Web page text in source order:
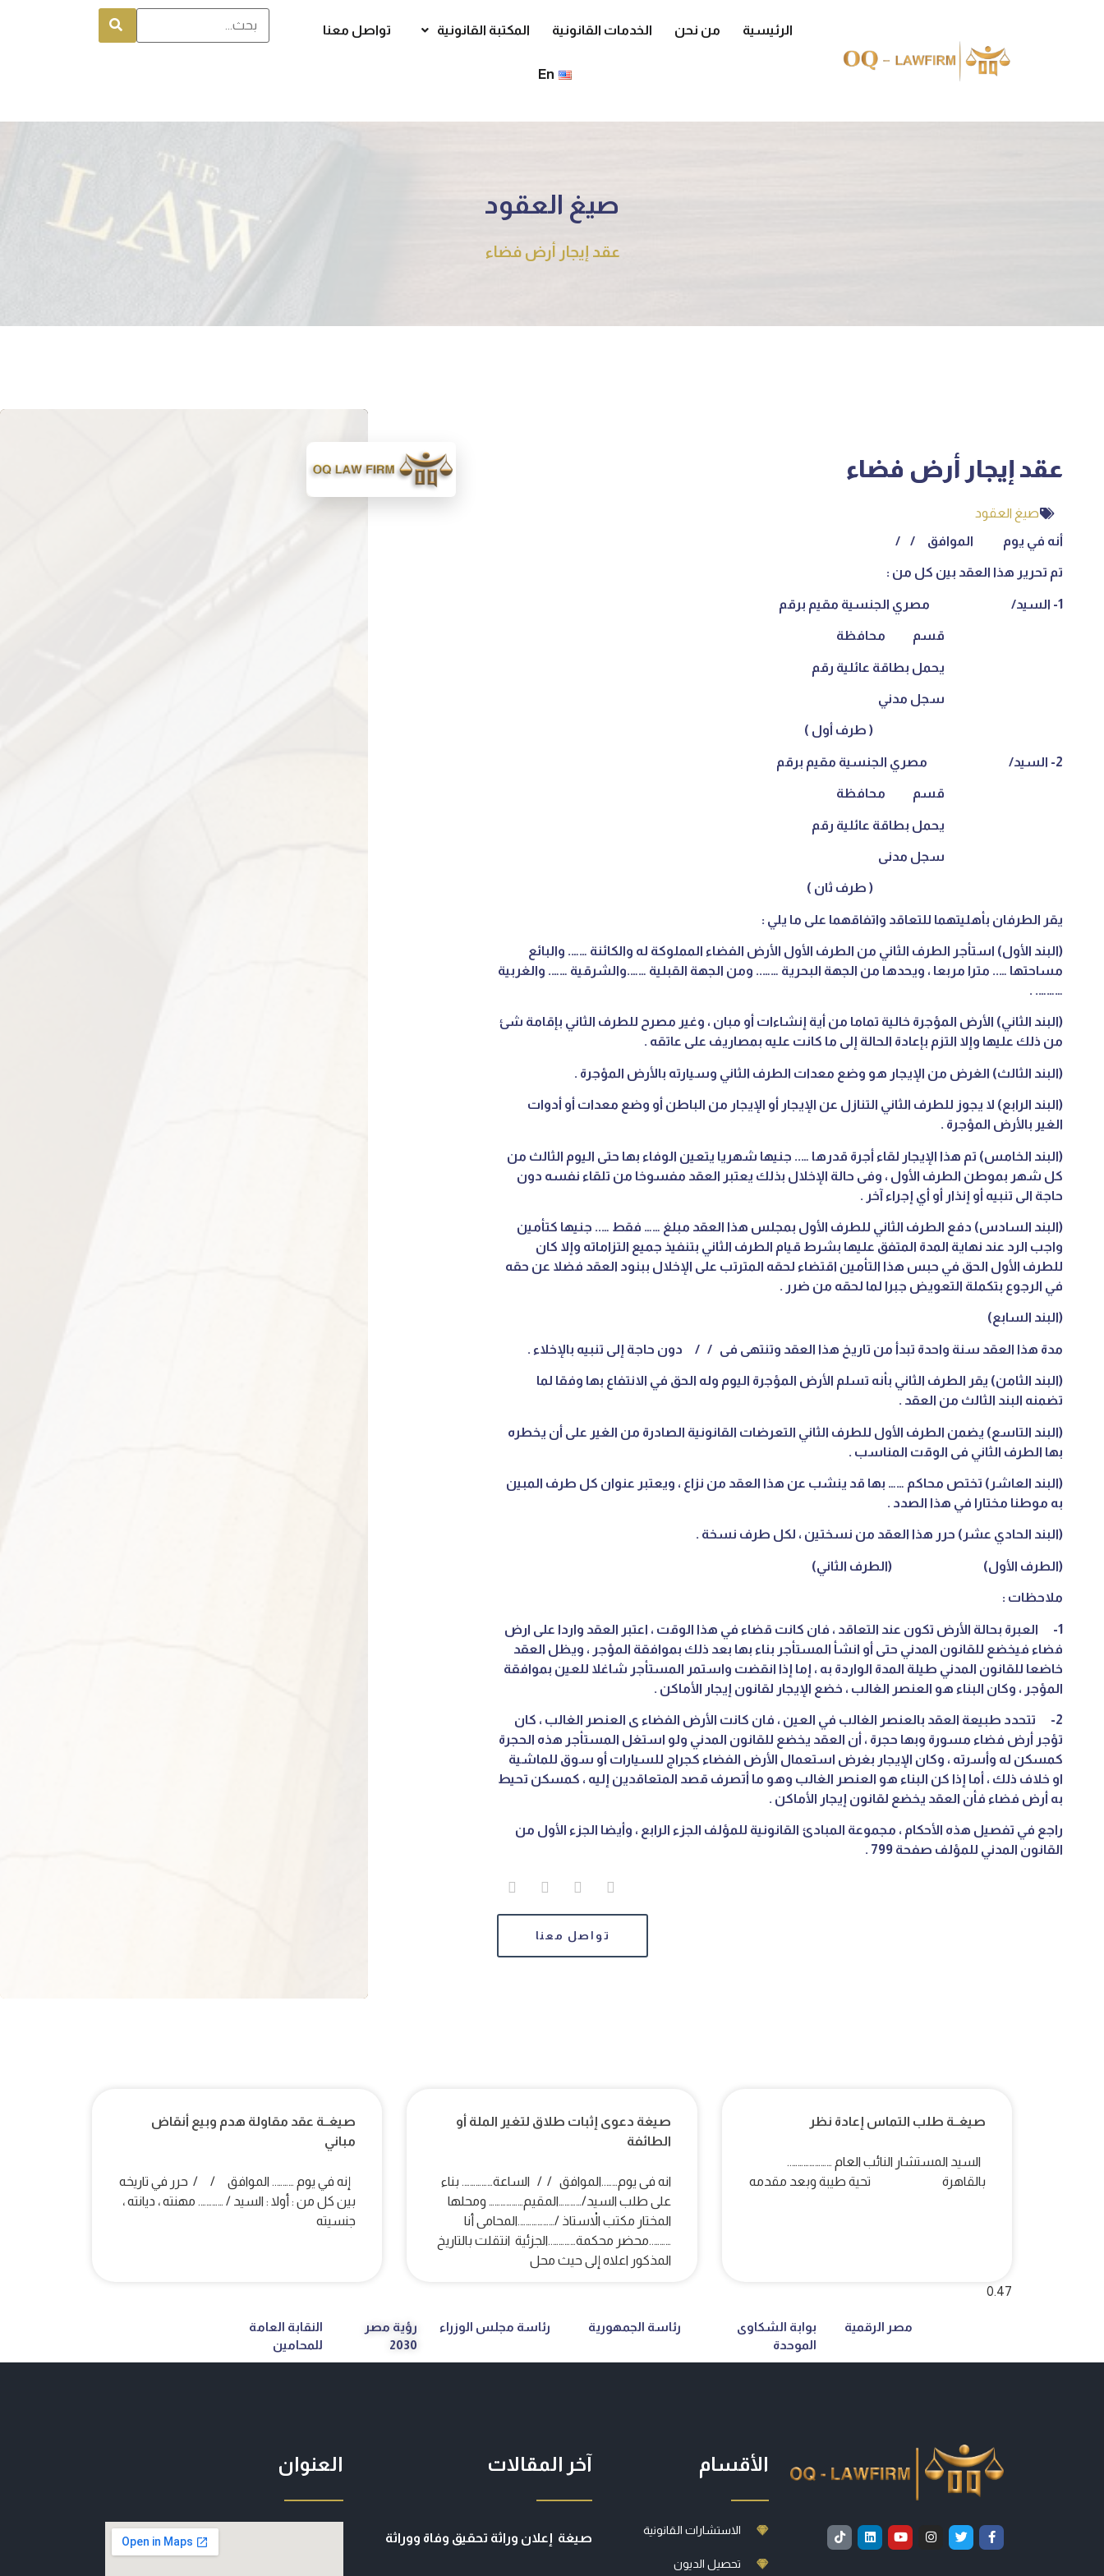
الرئيسية من نحن الخدمات القانونية المكتبة القانونية تواصل معنا
En
صيغ العقود
عقد إيجار أرض فضاء
عقد إيجار أرض فضاء
صيغ العقود
أنه في يوم الموافق / /
تم تحرير هذا العقد بين كل من :
1- السيد/ مصري الجنسية مقيم برقم
قسم محافظة
يحمل بطاقة عائلية رقم
سجل مدني
( طرف أول )
2- السيد/ مصري الجنسية مقيم برقم
قسم محافظة
يحمل بطاقة عائلية رقم
سجل مدنى
( طرف ثان )
يقر الطرفان بأهليتهما للتعاقد واتفاقهما على ما يلي :
(البند الأول) استأجر الطرف الثاني من الطرف الأول الأرض الفضاء المملوكة له والكائنة ……. والبائع
مساحتها ….. مترا مربعا ، ويحدها من الجهة البحرية …….. ومن الجهة القبلية …….والشرقية ……. والغربية
………. .
(البند الثاني) الأرض المؤجرة خالية تماما من أية إنشاءات أو مبان ، وغير مصرح للطرف الثاني بإقامة شئ
من ذلك عليها وإلا التزم بإعادة الحالة إلى ما كانت عليه بمصاريف على عاتقه .
(البند الثالث) الغرض من الإيجار هو وضع معدات الطرف الثاني وسيارته بالأرض المؤجرة .
(البند الرابع) لا يجوز للطرف الثاني التنازل عن الإيجار أو الإيجار من الباطن أو وضع معدات أو أدوات
الغير بالأرض المؤجرة .
(البند الخامس) تم هذا الإيجار لقاء أجرة قدرها ….. جنيها شهريا يتعين الوفاء بها حتى اليوم الثالث من
كل شهر بموطن الطرف الأول ، وفى حالة الإخلال بذلك يعتبر العقد مفسوخا من تلقاء نفسه دون
حاجة الى تنبيه أو إنذار أو أي إجراء آخر .
(البند السادس) دفع الطرف الثاني للطرف الأول بمجلس هذا العقد مبلغ …… فقط ….. جنيها كتأمين
واجب الرد عند نهاية المدة المتفق عليها بشرط قيام الطرف الثاني بتنفيذ جميع التزاماته وإلا كان
للطرف الأول الحق في حبس هذا التأمين اقتضاء لحقه المترتب على الإخلال ببنود العقد فضلا عن حقه
في الرجوع بتكملة التعويض جبرا لما لحقه من ضرر .
(البند السابع)
مدة هذا العقد سنة واحدة تبدأ من تاريخ هذا العقد وتنتهى فى / / دون حاجة إلى تنبيه بالإخلاء .
(البند الثامن) يقر الطرف الثاني بأنه تسلم الأرض المؤجرة اليوم وله الحق في الانتفاع بها وفقا لما
تضمنه البند الثالث من العقد .
(البند التاسع) يضمن الطرف الأول للطرف الثاني التعرضات القانونية الصادرة من الغير على أن يخطره
بها الطرف الثاني فى الوقت المناسب .
(البند العاشر) تختص محاكم …… بها قد ينشب عن هذا العقد من نزاع ، ويعتبر عنوان كل طرف المبين
به موطنا مختارا في هذا الصدد .
(البند الحادي عشر) حرر هذا العقد من نسختين ، لكل طرف نسخة .
(الطرف الأول) (الطرف الثاني)
ملاحظات :
1- العبرة بحالة الأرض تكون عند التعاقد ، فان كانت قضاء في هذا الوقت ، اعتبر العقد واردا على ارض
فضاء فيخضع للقانون المدني حتى أو انشأ المستأجر بناء بها بعد ذلك بموافقة المؤجر ، ويظل العقد
خاضعا للقانون المدني طيلة المدة الواردة به ، إما إذا انقضت واستمر المستأجر شاغلا للعين بموافقة
المؤجر ، وكان البناء هو العنصر الغالب ، خضع الإيجار لقانون إيجار الأماكن .
2- تتحدد طبيعة العقد بالعنصر الغالب في العين ، فان كانت الأرض الفضاء ى العنصر الغالب ، كان
تؤجر أرض فضاء مسورة وبها حجرة ، أن العقد يخضع للقانون المدني ولو استغل المستأجر هذه الحجرة
كمسكن له وأسرته ، وكان الإيجار بغرض استعمال الأرض الفضاء كجراج للسيارات أو سوق للماشية
او خلاف ذلك ، أما إذا كن البناء هو العنصر الغالب وهو ما أتصرف قصد المتعاقدين إليه ، كمسكن تحيط
به أرض فضاء فأن العقد يخضع لقانون إيجار الأماكن .
راجع في تفصيل هذه الأحكام ، مجموعة المبادئ القانونية للمؤلف الجزء الرابع ، وأيضا الجزء الأول من
القانون المدني للمؤلف صفحة 799 .
تواصل معنا
صيغــة طلب التماس إعادة نظر
السيد المستشار النائب العام …………………..
بالقاهرة تحية طيبة وبعد مقدمه
صيغة دعوى إثبات طلاق لتغير الملة أو
الطائفة
انه فى يوم……..الموافق / / الساعة……………. بناء
على طلب السيد/…………المقيم……………… ومحلها
المختار مكتب الاْستاذ /……………….المحامى أنا
………..محضر محكمة…………..الجزئية انتقلت بالتاريخ
المذكور اعلاه إلى حيث محل
صيغــة عقد مقاولة هدم وبيع أنقاض
مباني
إنه في يوم ……….. الموافق / / حرر في تاريخه
بين كل من : أولا : السيد / …………. مهنته ، ديانته ،
جنسيته
مصر الرقمية
بوابة الشكاوى
الموحدة
رئاسة الجمهورية رئاسة مجلس الوزراء
رؤية مصر
2030
النقابة العامة
للمحامين
الأقسام
الاستشارات القانونية
تحصيل الديون
آخر المقالات
صيغة إعلان وراثة تحقيق وفاة ووراثة
العنوان